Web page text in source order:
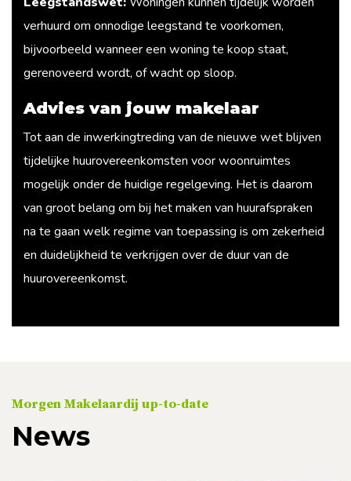
verhuurd om onnodige leegstand te voorkomen,
bijvoorbeeld wanneer een woning te koop staat,
gerenoveerd wordt, of wacht op sloop.
Advies van jouw makelaar
Tot aan de inwerkingtreding van de nieuwe wet blijven
tijdelijke huurovereenkomsten voor woonruimtes
mogelijk onder de huidige regelgeving. Het is daarom
van groot belang om bij het maken van huurafspraken
na te gaan welk regime van toepassing is om zekerheid
en duidelijkheid te verkrijgen over de duur van de
huurovereenkomst.
Morgen Makelaardij up-to-date
News